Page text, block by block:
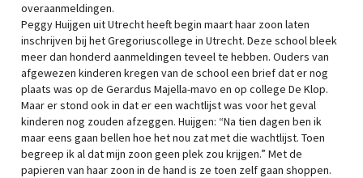
overaanmeldingen.
Peggy Huijgen uit Utrecht heeft begin maart haar zoon laten
inschrijven bij het Gregoriuscollege in Utrecht. Deze school bleek
meer dan honderd aanmeldingen teveel te hebben. Ouders van
afgewezen kinderen kregen van de school een brief dat er nog
plaats was op de Gerardus Majella-mavo en op college De Klop.
Maar er stond ook in dat er een wachtlijst was voor het geval
kinderen nog zouden afzeggen. Huijgen: “Na tien dagen ben ik
maar eens gaan bellen hoe het nou zat met die wachtlijst. Toen
begreep ik al dat mijn zoon geen plek zou krijgen.” Met de
papieren van haar zoon in de hand is ze toen zelf gaan shoppen.